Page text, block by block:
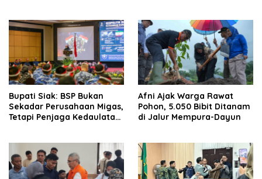
Bupati Siak: BSP Bukan
Sekadar Perusahaan Migas,
Tetapi Penjaga Kedaulatan
Afni Ajak Warga Rawat
Pohon, 5.050 Bibit Ditanam
di Jalur Mempura-Dayun